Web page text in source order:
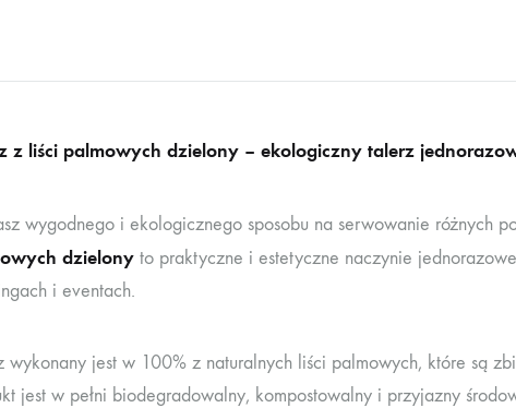
z liści palmowych dzielony – ekologiczny talerz
wygodnego i ekologicznego sposobu na serwowanie różnych
dzielony to praktyczne i estetyczne naczynie
i eventach.
wykonany jest w 100% z naturalnych liści palmowych, które są
jest w pełni biodegradowalny, kompostowalny i przyjazny